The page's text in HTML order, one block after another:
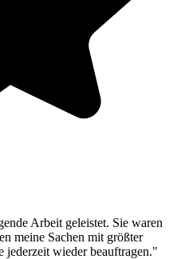
Arbeit geleistet. Sie waren
meine Sachen mit größter
jederzeit wieder beauftragen."